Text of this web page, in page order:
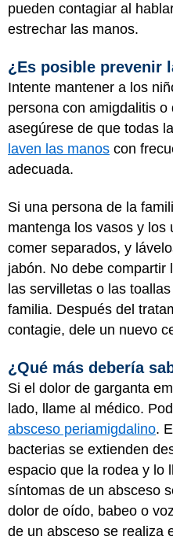
pueden contagiar al
estrechar las manos.
¿Es posible prevenir
Intente mantener a los
persona con amigdalitis
asegúrese de que todas
laven las manos con
adecuada.
Si una persona de la
mantenga los vasos y los
comer separados, y
jabón. No debe compartir
las servilletas o las
familia. Después del
contagie, dele un nuevo
¿Qué más debería
Si el dolor de garganta
lado, llame al médico.
absceso periamigdalino.
bacterias se extienden
espacio que la rodea y lo
síntomas de un absceso
dolor de oído, babeo o
de un absceso se realiza